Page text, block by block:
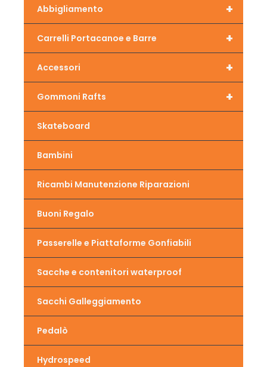
+
Abbigliamento
+
Carrelli Portacanoe e Barre
+
Accessori
+
Gommoni Rafts
Skateboard
Bambini
Ricambi Manutenzione Riparazioni
Buoni Regalo
Passerelle e Piattaforme Gonfiabili
Sacche e contenitori waterproof
Sacchi Galleggiamento
Pedalò
Hydrospeed